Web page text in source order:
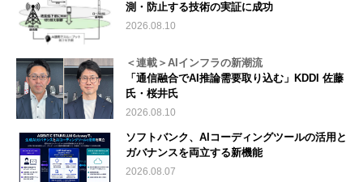
測・防止する技術の実証に成功
2026.08.10
＜連載＞AIインフラの新潮流
「通信融合でAI推論需要取り込む」KDDI 佐藤
氏・桜井氏
2026.08.10
ソフトバンク、AIコーディングツールの活用と
ガバナンスを両立する新機能
2026.08.07